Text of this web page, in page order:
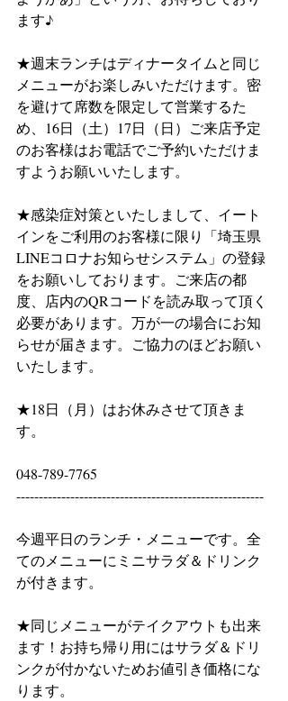
ます♪
★週末ランチはディナータイムと同じ
メニューがお楽しみいただけます。密
を避けて席数を限定して営業するた
め、16日（土）17日（日）ご来店予定
のお客様はお電話でご予約いただけま
すようお願いいたします。
★感染症対策といたしまして、イート
インをご利用のお客様に限り「埼玉県
LINEコロナお知らせシステム」の登録
をお願いしております。ご来店の都
度、店内のQRコードを読み取って頂く
必要があります。万が一の場合にお知
らせが届きます。ご協力のほどお願い
いたします。
★18日（月）はお休みさせて頂きま
す。
048-789-7765
-------------------------------------------------------
今週平日のランチ・メニューです。全
てのメニューにミニサラダ＆ドリンク
が付きます。
★同じメニューがテイクアウトも出来
ます！お持ち帰り用にはサラダ＆ドリ
ンクが付かないためお値引き価格にな
ります。